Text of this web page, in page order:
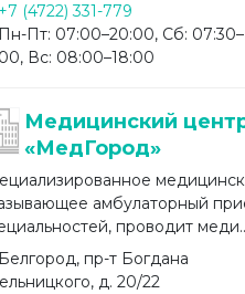
+7 (4722) 331-779
Пн-Пт: 07:00–20:00, Сб: 07:30–
Вс: 08:00–18:00
Медицинский
«МедГород»
амбулаторный
проводит
Белгород, пр-т Богдана
д. 20/22